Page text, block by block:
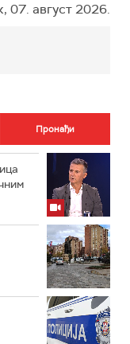
07. август 2026.